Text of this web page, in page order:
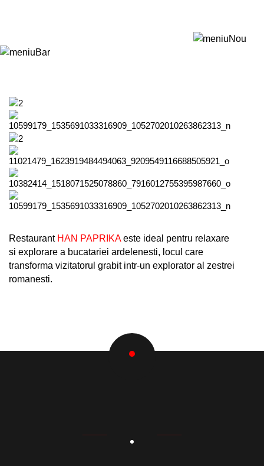
Restaurant HAN PAPRIKAeste ideal pentru relaxare
si explorare a bucatariei ardelenesti, locul care
transforma vizitatorul grabit intr-un explorator al zestrei
romanesti.